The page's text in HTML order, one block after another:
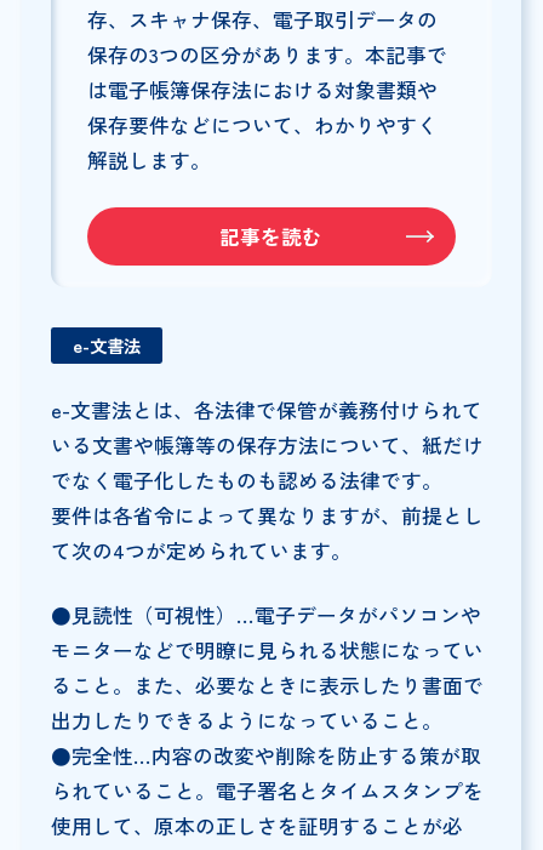
記事を読む
存、スキャナ保存、電子取引データの
保存の3つの区分があります。本記事で
は電子帳簿保存法における対象書類や
保存要件などについて、わかりやすく
解説します。
e-文書法
e-文書法とは、各法律で保管が義務付けられて
いる文書や帳簿等の保存方法について、紙だけ
でなく電子化したものも認める法律です。
要件は各省令によって異なりますが、前提とし
て次の4つが定められています。
●見読性（可視性）…電子データがパソコンや
モニターなどで明瞭に見られる状態になってい
ること。また、必要なときに表示したり書面で
出力したりできるようになっていること。
●完全性…内容の改変や削除を防止する策が取
られていること。電子署名とタイムスタンプを
使用して、原本の正しさを証明することが必